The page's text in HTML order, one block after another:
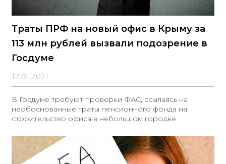
Траты ПРФ на новый офис в Крыму за
113 млн рублей вызвали подозрение в
Госдуме
12.01.2021
В Госдуме требуют проверки ФАС, ссылаясь на
необоснованные траты пенсионного фонда на
строительство офиса в небольшом городке.